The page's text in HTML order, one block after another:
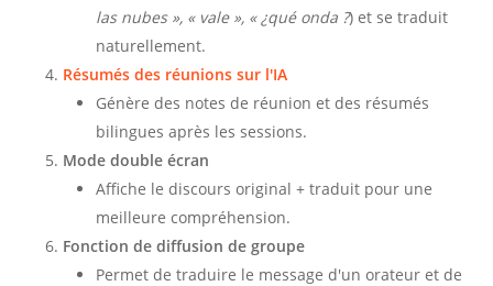
las nubes », « vale », « ¿qué onda ?) et se traduit
naturellement.
Résumés des réunions sur l'IA
Génère des notes de réunion et des résumés
bilingues après les sessions.
Mode double écran
Affiche le discours original + traduit pour une
meilleure compréhension.
Fonction de diffusion de groupe
Permet de traduire le message d'un orateur et de